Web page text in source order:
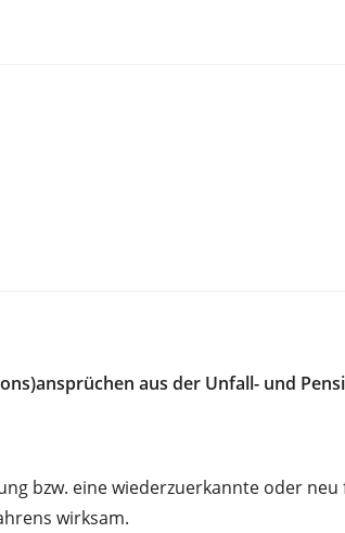
aus der Unfall- und
bzw. eine wiederzuerkannte oder
wirksam.